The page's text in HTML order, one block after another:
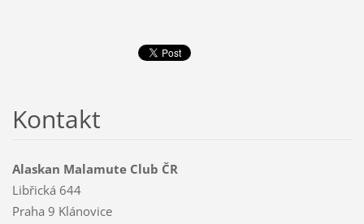
Kontakt
Alaskan Malamute Club ČR
Libřická 644
Praha 9 Klánovice